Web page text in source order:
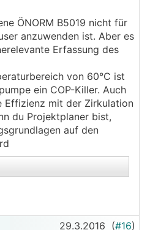
ÖNORM B5019 nicht für
anzuwenden ist. Aber es
Erfassung des
von 60°C ist
ein COP-Killer. Auch
Effizienz mit der Zirkulation
du Projektplaner bist,
auf den
29.3.2016 (#16)